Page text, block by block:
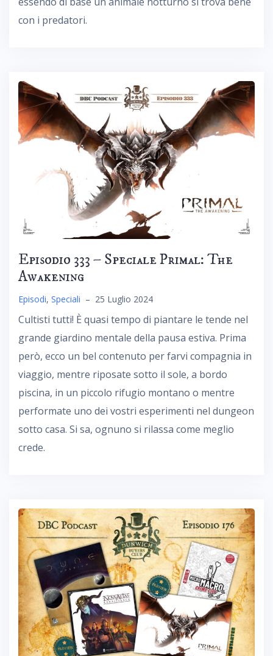
con i predatori.
Episodio 333 – Speciale Primal: The
Awakening
Episodi, Speciali – 25 Luglio 2024
Cultisti tutti! È quasi tempo di piantare le tende nel
grande giardino mentale della pausa estiva. Prima
però, ecco un bel contenuto per farvi compagnia in
viaggio, mentre riposate sotto il sole, a bordo
piscina, in un piccolo rifugio montano o mentre
performate uno dei vostri esperimenti nel dungeon
sotto casa. Si sa, ognuno si rilassa come meglio
crede.